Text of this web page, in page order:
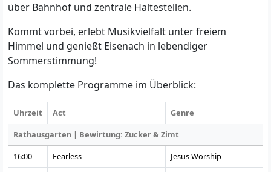
über Bahnhof und zentrale Haltestellen.
Kommt vorbei, erlebt Musikvielfalt unter freiem
Himmel und genießt Eisenach in lebendiger
Sommerstimmung!
Das komplette Programme im Überblick:
Uhrzeit Act
Genre
Rathausgarten | Bewirtung: Zucker & Zimt
16:00
Fearless
Jesus Worship